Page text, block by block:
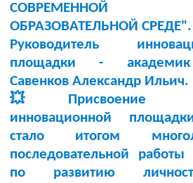
СОВРЕМЕННОЙ
ОБРАЗОВАТЕЛЬНОЙ СРЕДЕ".
Руководитель
площадки -
Савенков Александр Ильич.
💥Присвоение
инновационной
стало итогом
последовательной
по развитию